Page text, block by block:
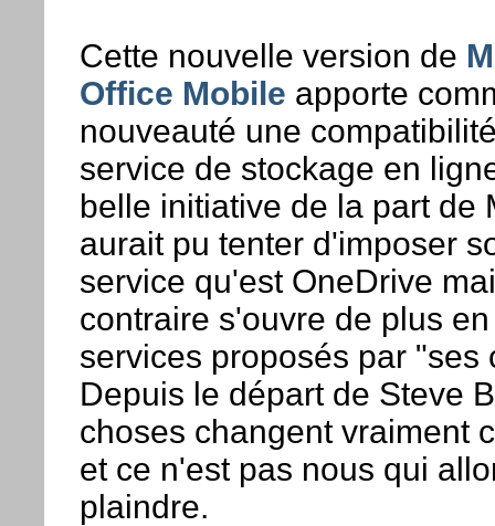
Cette nouvelle version de
Office Mobile apporte
nouveauté une
service de stockage en
belle initiative de la part de
aurait pu tenter d'imposer
service qu'est OneDrive
contraire s'ouvre de plus
services proposés par "ses
Depuis le départ de Steve
choses changent vraiment
et ce n'est pas nous qui
plaindre.